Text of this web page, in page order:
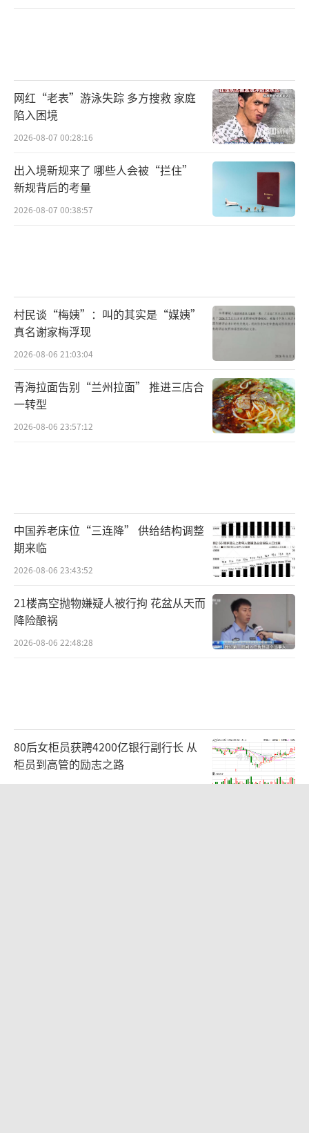
网红“老表”游泳失踪 多方搜救 家庭
陷入困境
2026-08-07 00:28:16
出入境新规来了 哪些人会被“拦住”
新规背后的考量
2026-08-07 00:38:57
村民谈“梅姨”：叫的其实是“媒姨”
真名谢家梅浮现
2026-08-06 21:03:04
青海拉面告别“兰州拉面” 推进三店合
一转型
2026-08-06 23:57:12
中国养老床位“三连降” 供给结构调整
期来临
2026-08-06 23:43:52
21楼高空抛物嫌疑人被行拘 花盆从天而
降险酿祸
2026-08-06 22:48:28
80后女柜员获聘4200亿银行副行长 从
柜员到高管的励志之路
2026-08-06 15:12:35